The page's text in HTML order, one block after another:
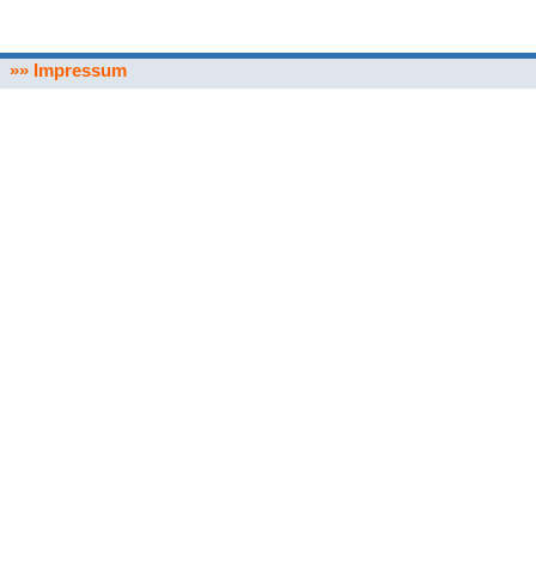
»» Impressum